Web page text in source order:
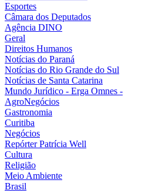
Esportes
Câmara dos Deputados
Agência DINO
Geral
Direitos Humanos
Notícias do Paraná
Notícias do Rio Grande do Sul
Notícias de Santa Catarina
Mundo Jurídico - Erga Omnes -
AgroNegócios
Gastronomia
Curitiba
Negócios
Repórter Patrícia Well
Cultura
Religião
Meio Ambiente
Brasil